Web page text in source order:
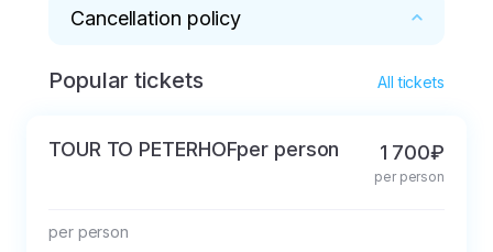
Cancellation policy
Free cancellation 24 hours in advance
Popular tickets All tickets
TOUR TO PETERHOFper person 1 700₽
per person
per person